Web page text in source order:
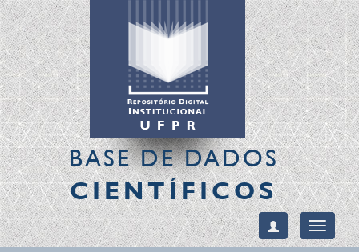
BASE DE DADOS
CIENTÍFICOS
Toggle